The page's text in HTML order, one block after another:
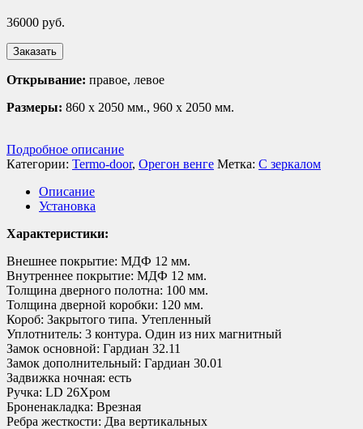
36000 руб.
Заказать
Открывание: правое, левое
Размеры: 860 х 2050 мм., 960 х 2050 мм.
Подробное описание
Категории: Termo-door, Орегон венге Метка: С зеркалом
Описание
Установка
Характеристики:
Внешнее покрытие: МДФ 12 мм.
Внутреннее покрытие: МДФ 12 мм.
Толщина дверного полотна: 100 мм.
Толщина дверной коробки: 120 мм.
Короб: Закрытого типа. Утепленный
Уплотнитель: 3 контура. Один из них магнитный
Замок основной: Гардиан 32.11
Замок дополнительный: Гардиан 30.01
Задвижка ночная: есть
Ручка: LD 26Хром
Броненакладка: Врезная
Ребра жесткости: Два вертикальных